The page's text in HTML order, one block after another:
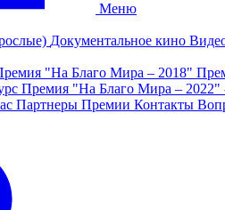
Меню
Документальное кино
"На Благо Мира – 2018"
Премия "На Благо Мира – 2022"
Партнеры Премии Контакты